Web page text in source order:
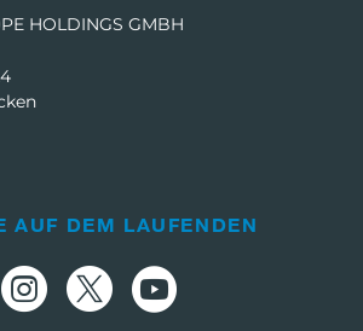
HOLDINGS GMBH
AUF DEM LAUFENDEN